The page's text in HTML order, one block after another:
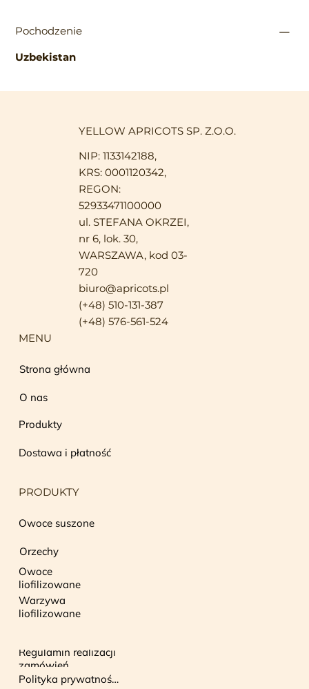
Pochodzenie
Uzbekistan
YELLOW APRICOTS SP. Z.O.O.
NIP: 1133142188,
KRS: 0001120342,
REGON:
52933471100000
ul. STEFANA OKRZEI,
nr 6, lok. 30,
WARSZAWA, kod 03-
720
biuro@apricots.pl
(+48) 510-131-387
(+48) 576-561-524
MENU
Strona główna
O nas
Produkty
Dostawa i płatność
PRODUKTY
Owoce suszone
Orzechy
Owoce
liofilizowane
Warzywa
liofilizowane
Regulamin realizacji
zamówień
Polityka prywatności